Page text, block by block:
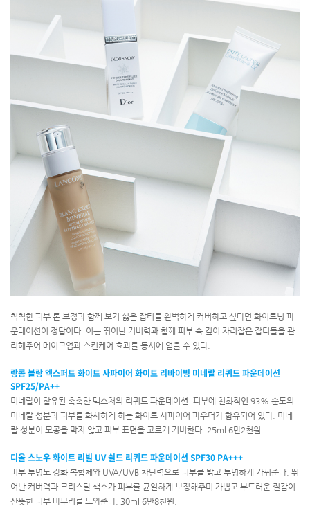
칙칙한 피부 톤 보정과 함께 보기 싫은 잡티를 완벽하게 커버하고 싶다면 화이트닝 파
운데이션이 정답이다. 이는 뛰어난 커버력과 함께 피부 속 깊이 자리잡은 잡티들을 관
리해주어 메이크업과 스킨케어 효과를 동시에 얻을 수 있다.
랑콤 블랑 엑스퍼트 화이트 사파이어 화이트 리바이빙 미네랄 리퀴드 파운데이션
SPF25/PA++
미네랄이 함유된 촉촉한 텍스처의 리퀴드 파운데이션. 피부에 친화적인 93% 순도의
미네랄 성분과 피부를 화사하게 하는 화이트 사파이어 파우더가 함유되어 있다. 미네
랄 성분이 모공을 막지 않고 피부 표면을 고르게 커버한다. 25ml 6만2천원.
디올 스노우 화이트 리빌 UV 쉴드 리퀴드 파운데이션 SPF30 PA+++
피부 투명도 강화 복합체와 UVA/UVB 차단력으로 피부를 밝고 투명하게 가꿔준다. 뛰
어난 커버력과 크리스탈 색소가 피부를 균일하게 보정해주며 가볍고 부드러운 질감이
산뜻한 피부 마무리를 도와준다. 30ml 6만8천원.